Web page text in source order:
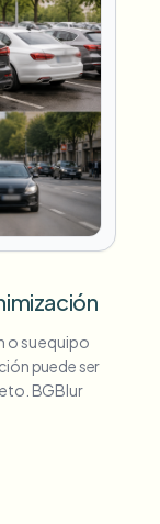
o su equipo
puede ser
BGBlur